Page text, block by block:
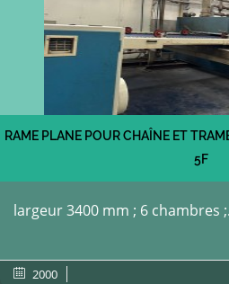
RAME PLANE POUR CHAÎNE ET
5F
largeur 3400 mm ; 6 chambres
2000